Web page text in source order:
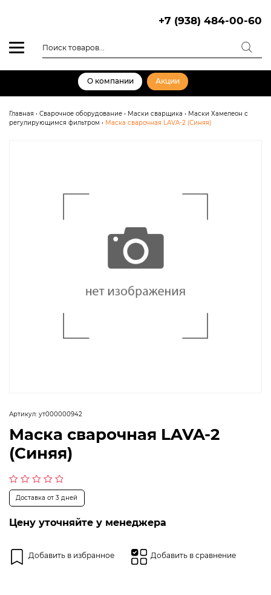
+7 (938) 484-00-60
товаров
О компании Акции
Главная • Сварочное оборудование • Маски сварщика • Маски Хамелеон с
регулирующимся фильтром • Маска сварочная LAVA-2 (Синяя)
Артикул: ут000000942
Маска сварочная LAVA-2
(Синяя)
Оценка
из
Доставка от 3 дней
Цену уточняйте у менеджера
Добавить в избранное Добавить в сравнение